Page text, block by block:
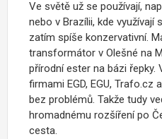
Ve světě už se používají,
nebo v Brazílii, kde využívají
zatím spíše konzervativní.
transformátor v Olešné na
přírodní ester na bázi řepky.
firmami EGD, EGU, Trafo.cz
bez problémů. Takže tudy
hromadnému rozšíření po
cesta.